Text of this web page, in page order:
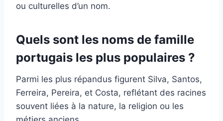
ou culturelles d’un nom.
Quels sont les noms de famille
portugais les plus populaires ?
Parmi les plus répandus figurent Silva, Santos,
Ferreira, Pereira, et Costa, reflétant des racines
souvent liées à la nature, la religion ou les